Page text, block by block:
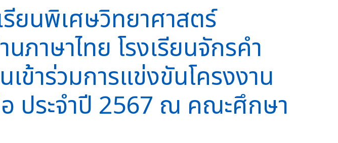
ยนพิเศษวิทยาศาสตร์
าษาไทย โรงเรียนจักรคำ
ข้าร่วมการแข่งขันโครงงาน
ประจำปี 2567 ณ คณะศึกษา